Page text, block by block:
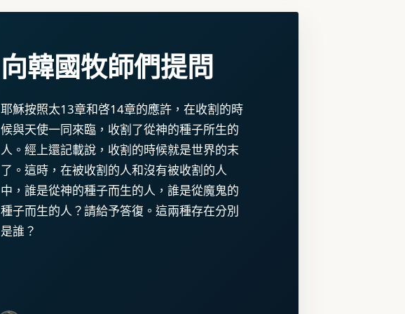
向韓國牧師們提問
耶穌按照太13章和啓14章的應許，在收割的時
候與天使一同來臨，收割了從神的種子所生的
人。經上還記載說，收割的時候就是世界的末
了。這時，在被收割的人和沒有被收割的人
中，誰是從神的種子而生的人，誰是從魔鬼的
種子而生的人？請給予答復。這兩種存在分別
是誰？